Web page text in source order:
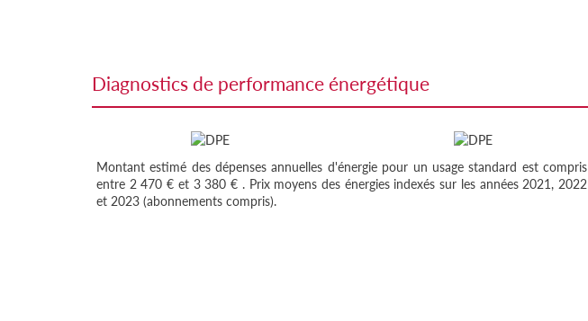
diagnostics de performance énergétique
Montant estimé des dépenses annuelles d'énergie pour un usage standard est compris
entre 2 470 € et 3 380 € . Prix moyens des énergies indexés sur les années 2021, 2022
et 2023 (abonnements compris).